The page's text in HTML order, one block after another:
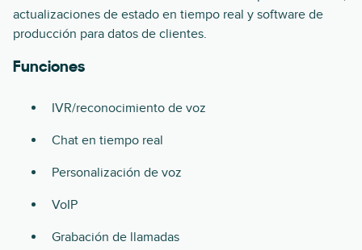
actualizaciones de estado en tiempo real y software de
producción para datos de clientes.
Funciones
IVR/reconocimiento de voz
Chat en tiempo real
Personalización de voz
VoIP
Grabación de llamadas